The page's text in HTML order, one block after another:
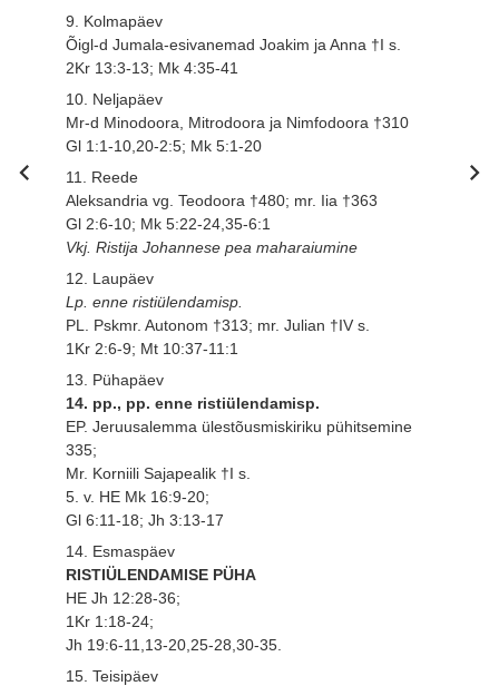
9. Kolmapäev
Õigl-d Jumala-esivanemad Joakim ja Anna †I s.
2Kr 13:3-13; Mk 4:35-41
10. Neljapäev
Mr-d Minodoora, Mitrodoora ja Nimfodoora †310
Gl 1:1-10,20-2:5; Mk 5:1-20
11. Reede
Aleksandria vg. Teodoora †480; mr. Iia †363
Gl 2:6-10; Mk 5:22-24,35-6:1
Vkj. Ristija Johannese pea maharaiumine
12. Laupäev
Lp. enne ristiülendamisp.
PL. Pskmr. Autonom †313; mr. Julian †IV s.
1Kr 2:6-9; Mt 10:37-11:1
13. Pühapäev
14. pp., pp. enne ristiülendamisp.
EP. Jeruusalemma ülestõusmiskiriku pühitsemine
335;
Mr. Korniili Sajapealik †I s.
5. v. HE Mk 16:9-20;
Gl 6:11-18; Jh 3:13-17
14. Esmaspäev
RISTIÜLENDAMISE PÜHA
HE Jh 12:28-36;
1Kr 1:18-24;
Jh 19:6-11,13-20,25-28,30-35.
15. Teisipäev